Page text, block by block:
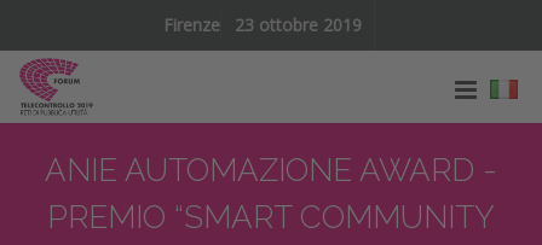
Firenze 23 ottobre 2019
ANIE AUTOMAZIONE AWARD -
PREMIO “SMART COMMUNITY